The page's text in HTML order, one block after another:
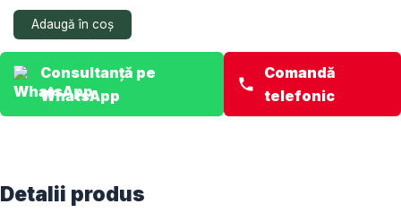
JD
AN193084
Adaugă în coș
Consultanță pe
WhatsApp
Comandă
telefonic
Detalii produs